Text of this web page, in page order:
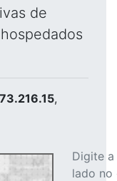
de
,
Digite
lado no